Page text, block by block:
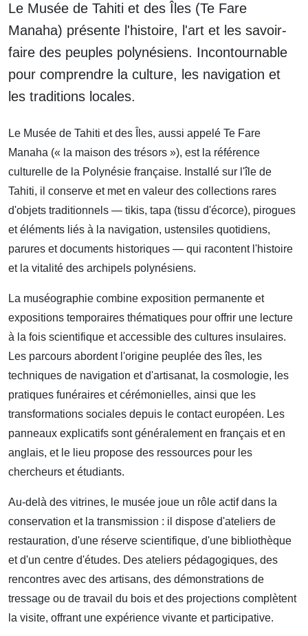
Le Musée de Tahiti et des Îles (Te Fare
Manaha) présente l'histoire, l'art et les savoir-
faire des peuples polynésiens. Incontournable
pour comprendre la culture, les navigation et
les traditions locales.
Le Musée de Tahiti et des Îles, aussi appelé Te Fare
Manaha (« la maison des trésors »), est la référence
culturelle de la Polynésie française. Installé sur l'île de
Tahiti, il conserve et met en valeur des collections rares
d'objets traditionnels — tikis, tapa (tissu d'écorce), pirogues
et éléments liés à la navigation, ustensiles quotidiens,
parures et documents historiques — qui racontent l'histoire
et la vitalité des archipels polynésiens.
La muséographie combine exposition permanente et
expositions temporaires thématiques pour offrir une lecture
à la fois scientifique et accessible des cultures insulaires.
Les parcours abordent l'origine peuplée des îles, les
techniques de navigation et d'artisanat, la cosmologie, les
pratiques funéraires et cérémonielles, ainsi que les
transformations sociales depuis le contact européen. Les
panneaux explicatifs sont généralement en français et en
anglais, et le lieu propose des ressources pour les
chercheurs et étudiants.
Au-delà des vitrines, le musée joue un rôle actif dans la
conservation et la transmission : il dispose d'ateliers de
restauration, d'une réserve scientifique, d'une bibliothèque
et d'un centre d'études. Des ateliers pédagogiques, des
rencontres avec des artisans, des démonstrations de
tressage ou de travail du bois et des projections complètent
la visite, offrant une expérience vivante et participative.